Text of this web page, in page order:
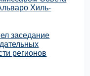
Хиль-
заседание
регионов